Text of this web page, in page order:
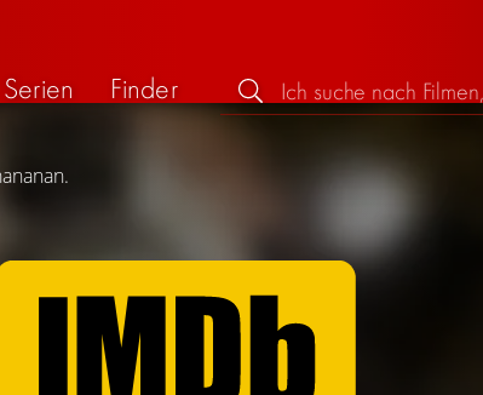
Serien
Finder